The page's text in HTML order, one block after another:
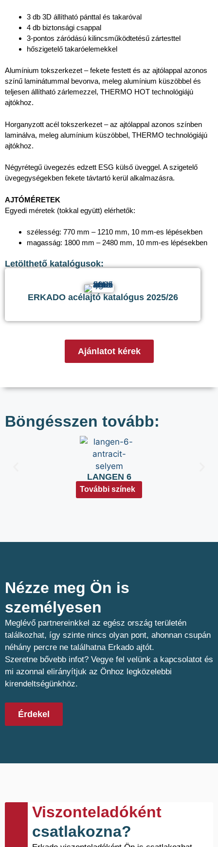
3 db 3D állítható pánttal és takaróval
4 db biztonsági csappal
3-pontos záródású kilincsműködtetésű zártesttel
hőszigetelő takaróelemekkel
Alumínium tokszerkezet – fekete festett és az ajtólappal azonos
színű laminátummal bevonva, meleg alumínium küszöbbel és
teljesen állítható zárlemezzel, THERMO HOT technológiájú
ajtókhoz.
Horganyzott acél tokszerkezet – az ajtólappal azonos színben
laminálva, meleg alumínium küszöbbel, THERMO technológiájú
ajtókhoz.
Négyrétegű üvegezés edzett ESG külső üveggel. A szigetelő
üvegegységekben fekete távtartó kerül alkalmazásra.
AJTÓMÉRETEK
Egyedi méretek (tokkal együtt) elérhetők:
szélesség: 770 mm – 1210 mm, 10 mm-es lépésekben
magasság: 1800 mm – 2480 mm, 10 mm-es lépésekben
Letölthető katalógusok:
ERKADO acélajtó katalógus 2025/26
Ajánlatot kérek
Böngésszen tovább:
LANGEN 6
További színek
Nézze meg Ön is
személyesen​
Meglévő partnereinkkel az egész ország területén
találkozhat, így szinte nincs olyan pont, ahonnan csupán
néhány percre ne találhatna Erkado ajtót.
Szeretne bővebb infot? Vegye fel velünk a kapcsolatot és
mi azonnal elirányítjuk az Önhoz legközelebbi
kirendeltségünkhöz.
Érdekel
Viszonteladóként
csatlakozna?